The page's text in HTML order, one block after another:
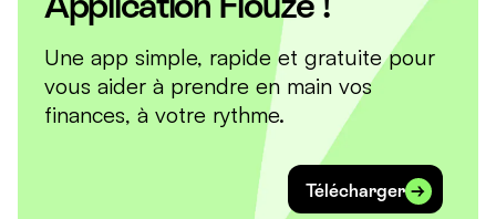
Une app simple, rapide et gratuite pour
vous aider à prendre en main vos
finances, à votre rythme.
Télécharger